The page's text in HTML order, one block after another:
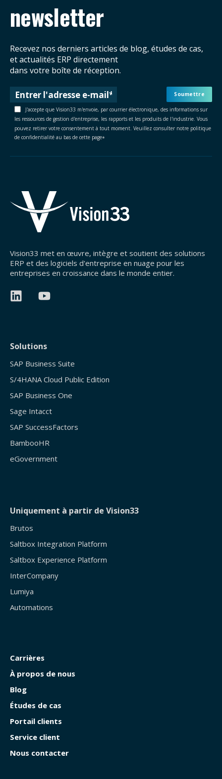
newsletter
Recevez nos derniers articles de blog, études de cas,
et actualités ERP directement
dans votre boîte de réception.
J'accepte que Vision33 m'envoie, par courrier électronique, des informations sur
les ressources de gestion d'entreprise, les rapports et les produits de l'industrie. Vous
pouvez retirer votre consentement à tout moment. Veuillez consulter notre politique
de confidentialité au bas de cette page*
Vision33 met en œuvre, intègre et soutient des solutions
ERP et des logiciels d'entreprise en nuage pour les
entreprises en croissance dans le monde entier.
Solutions
SAP Business Suite
S/4HANA Cloud Public Edition
SAP Business One
Sage Intacct
SAP SuccessFactors
BambooHR
eGovernment
Uniquement à partir de Vision33
Brutos
Saltbox Integration Platform
Saltbox Experience Platform
InterCompany
Lumiya
Automations
Carrières
À propos de nous
Blog
Études de cas
Portail clients
Service client
Nous contacter